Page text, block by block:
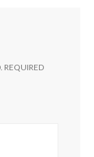
REQUIRED